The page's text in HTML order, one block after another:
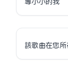
該歌曲在您